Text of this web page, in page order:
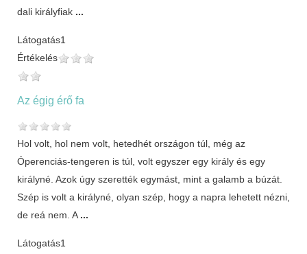
dali királyfiak ...
Látogatás1
Értékelés
Az égig érő fa
Hol volt, hol nem volt, hetedhét országon túl, még az
Óperenciás-tengeren is túl, volt egyszer egy király és egy
királyné. Azok úgy szerették egymást, mint a galamb a búzát.
Szép is volt a királyné, olyan szép, hogy a napra lehetett nézni,
de reá nem. A ...
Látogatás1